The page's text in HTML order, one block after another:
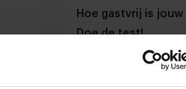
Hoe gastvrij is
Doe de test!
Trendwatcher Rik Vera
de croissant-test te doen